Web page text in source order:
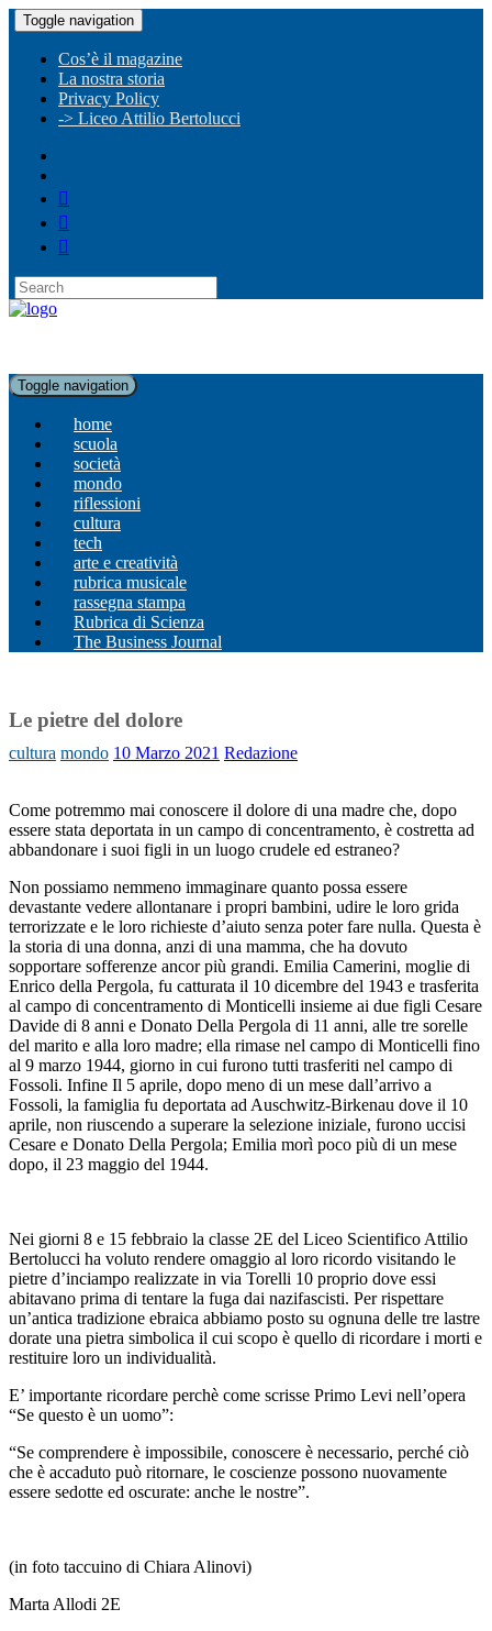
Toggle navigation
Cos’è il magazine
La nostra storia
Privacy Policy
-> Liceo Attilio Bertolucci
Toggle navigation
home
scuola
società
mondo
riflessioni
cultura
tech
arte e creatività
rubrica musicale
rassegna stampa
Rubrica di Scienza
The Business Journal
Le pietre del dolore
cultura mondo 10 Marzo 2021 Redazione
Come potremmo mai conoscere il dolore di una madre che, dopo
essere stata deportata in un campo di concentramento, è costretta ad
abbandonare i suoi figli in un luogo crudele ed estraneo?
Non possiamo nemmeno immaginare quanto possa essere
devastante vedere allontanare i propri bambini, udire le loro grida
terrorizzate e le loro richieste d’aiuto senza poter fare nulla. Questa è
la storia di una donna, anzi di una mamma, che ha dovuto
sopportare sofferenze ancor più grandi. Emilia Camerini, moglie di
Enrico della Pergola, fu catturata il 10 dicembre del 1943 e trasferita
al campo di concentramento di Monticelli insieme ai due figli Cesare
Davide di 8 anni e Donato Della Pergola di 11 anni, alle tre sorelle
del marito e alla loro madre; ella rimase nel campo di Monticelli fino
al 9 marzo 1944, giorno in cui furono tutti trasferiti nel campo di
Fossoli. Infine Il 5 aprile, dopo meno di un mese dall’arrivo a
Fossoli, la famiglia fu deportata ad Auschwitz-Birkenau dove il 10
aprile, non riuscendo a superare la selezione iniziale, furono uccisi
Cesare e Donato Della Pergola; Emilia morì poco più di un mese
dopo, il 23 maggio del 1944.
Nei giorni 8 e 15 febbraio la classe 2E del Liceo Scientifico Attilio
Bertolucci ha voluto rendere omaggio al loro ricordo visitando le
pietre d’inciampo realizzate in via Torelli 10 proprio dove essi
abitavano prima di tentare la fuga dai nazifascisti. Per rispettare
un’antica tradizione ebraica abbiamo posto su ognuna delle tre lastre
dorate una pietra simbolica il cui scopo è quello di ricordare i morti e
restituire loro un individualità.
E’ importante ricordare perchè come scrisse Primo Levi nell’opera
“Se questo è un uomo”:
“Se comprendere è impossibile, conoscere è necessario, perché ciò
che è accaduto può ritornare, le coscienze possono nuovamente
essere sedotte ed oscurate: anche le nostre”.
(in foto taccuino di Chiara Alinovi)
Marta Allodi 2E